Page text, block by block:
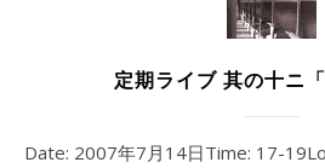
定期ライブ 其の十ニ
Date: 2007年7月14日Time: 17-